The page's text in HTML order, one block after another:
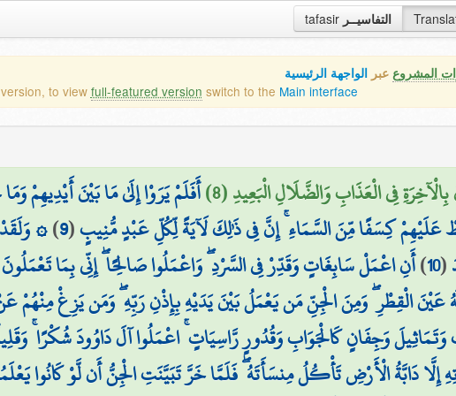
tafasir التفاسيــر
المشروع عبر الواجهة الرئيسية
to view full-featured version switch to the Main interface
فِي الْعَذَابِ وَالضَّلَالِ الْبَعِيدِ (8) أَفَلَمْ يَرَوْا إِلَىٰ مَا بَيْنَ أَيْدِيهِمْ
كِسَفًا مِّنَ السَّمَاءِ ۚ إِنَّ فِي ذَٰلِكَ لَآيَةً لِّكُلِّ عَبْدٍ مُّنِيبٍ(
9
)۞
(
10
)أَنِ اعْمَلْ سَابِغَاتٍ وَقَدِّرْ فِي السَّرْدِ ۖ وَاعْمَلُوا صَالِحًا ۖ إِنِّي بِمَا
عَيْنَ الْقِطْرِ ۖ وَمِنَ الْجِنِّ مَن يَعْمَلُ بَيْنَ يَدَيْهِ بِإِذْنِ رَبِّهِ ۖ وَمَن يَزِغْ مِنْهُمْ
وَتَمَاثِيلَ وَجِفَانٍ كَالْجَوَابِ وَقُدُورٍ رَّاسِيَاتٍ ۚ اعْمَلُوا آلَ دَاوُودَ شُكْرًا
إِلَّا دَابَّةُ الْأَرْضِ تَأْكُلُ مِنسَأَتَهُ ۖ فَلَمَّا خَرَّ تَبَيَّنَتِ الْجِنُّ أَن لَّوْ كَانُوا